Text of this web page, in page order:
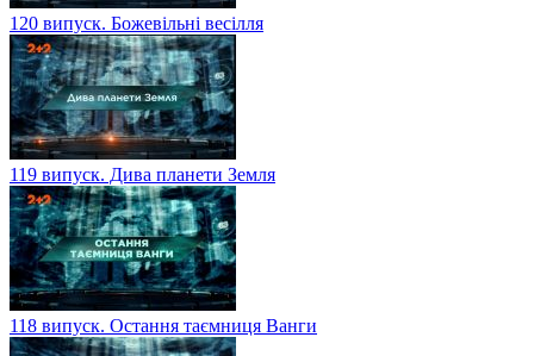
120 випуск. Божевільні весілля
119 випуск. Дива планети Земля
118 випуск. Остання таємниця Ванги